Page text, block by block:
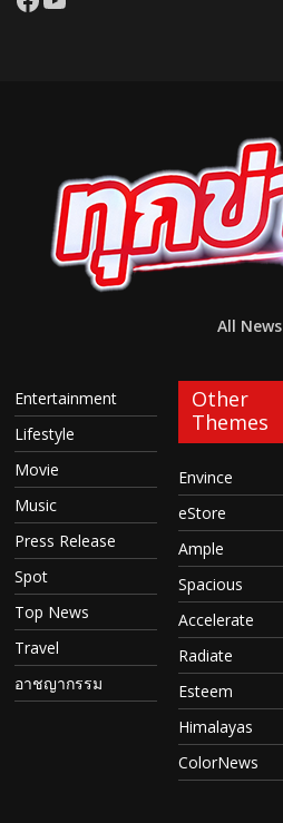
All News
Entertainment
Lifestyle
Movie
Music
Press Release
Spot
Top News
Travel
อาชญากรรม
Other
Themes
Envince
eStore
Ample
Spacious
Accelerate
Radiate
Esteem
Himalayas
ColorNews